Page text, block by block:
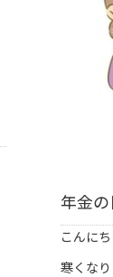
年金の
こんに
寒くな